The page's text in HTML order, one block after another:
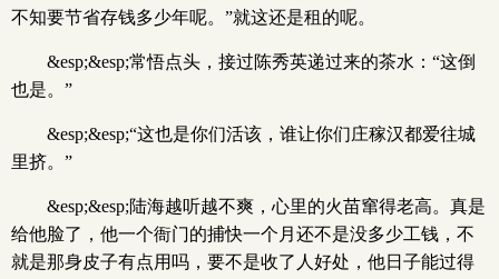
不知要节省存钱多少年呢。”就这还是租的呢。
&esp;&esp;常悟点头，接过陈秀英递过来的茶水：“这倒
也是。”
&esp;&esp;“这也是你们活该，谁让你们庄稼汉都爱往城
里挤。”
&esp;&esp;陆海越听越不爽，心里的火苗窜得老高。真是
给他脸了，他一个衙门的捕快一个月还不是没多少工钱，不
就是那身皮子有点用吗，要不是收了人好处，他日子能过得